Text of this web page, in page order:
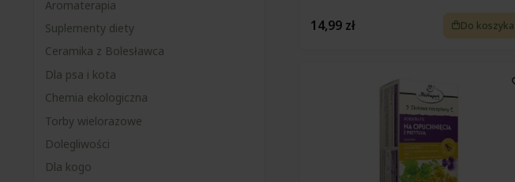
Aromaterapia
Suplementy diety
Ceramika z Bolesławca
Dla psa i kota
Chemia ekologiczna
Torby wielorazowe
Dolegliwości
Dla kogo
14,99 zł Do koszyka